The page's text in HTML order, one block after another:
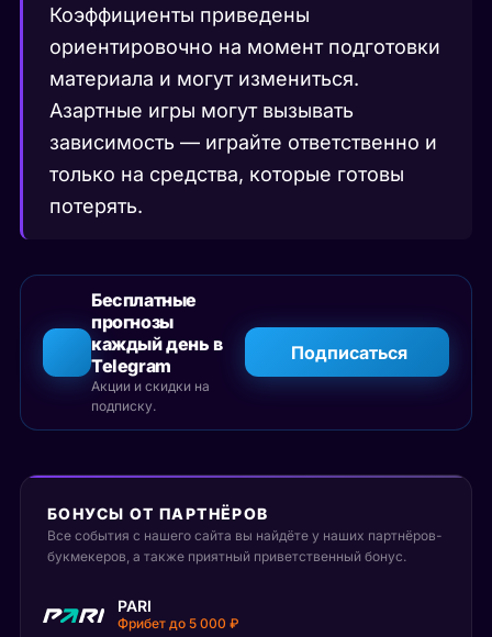
Коэффициенты приведены
ориентировочно на момент подготовки
материала и могут измениться.
Азартные игры могут вызывать
зависимость — играйте ответственно и
только на средства, которые готовы
потерять.
Бесплатные
прогнозы
каждый день в
Telegram
Акции и скидки на
подписку.
Подписаться
БОНУСЫ ОТ ПАРТНЁРОВ
Все события с нашего сайта вы найдёте у наших партнёров-
букмекеров, а также приятный приветственный бонус.
PARI
Фрибет до 5 000 ₽